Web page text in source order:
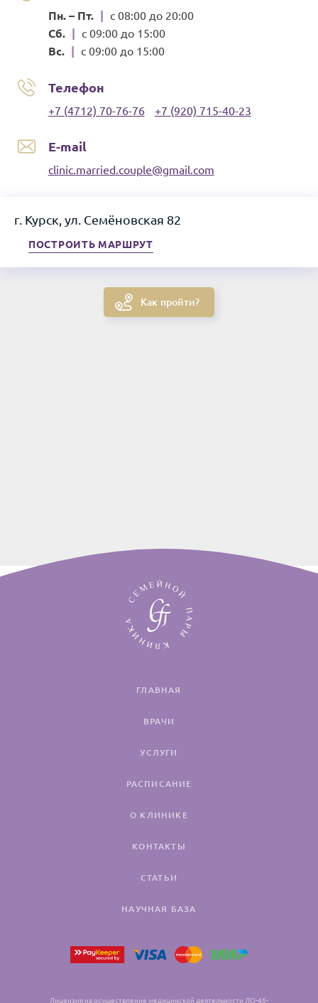
Пн. – Пт. | с 08:00 до 20:00
Сб. | с 09:00 до 15:00
Вс. | с 09:00 до 15:00
Телефон
+7 (4712) 70-76-76 +7 (920) 715-40-23
E-mail
clinic.married.couple@gmail.com
Как пройти?
г. Курск, ул. Семёновская 82
ПОСТРОИТЬ МАРШРУТ
ГЛАВНАЯ
ВРАЧИ
УСЛУГИ
РАСПИСАНИЕ
О КЛИНИКЕ
КОНТАКТЫ
СТАТЬИ
НАУЧНАЯ БАЗА
Лицензия на осуществление медицинской деятельности ЛО-46-